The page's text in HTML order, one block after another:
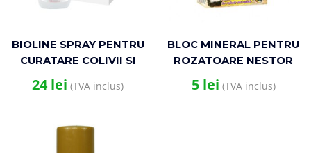
BIOLINE SPRAY PENTRU
CURATARE COLIVII SI
CUSTI 500ML
24lei (TVA inclus)
BLOC MINERAL PENTRU
ROZATOARE NESTOR
5 lei (TVA inclus)